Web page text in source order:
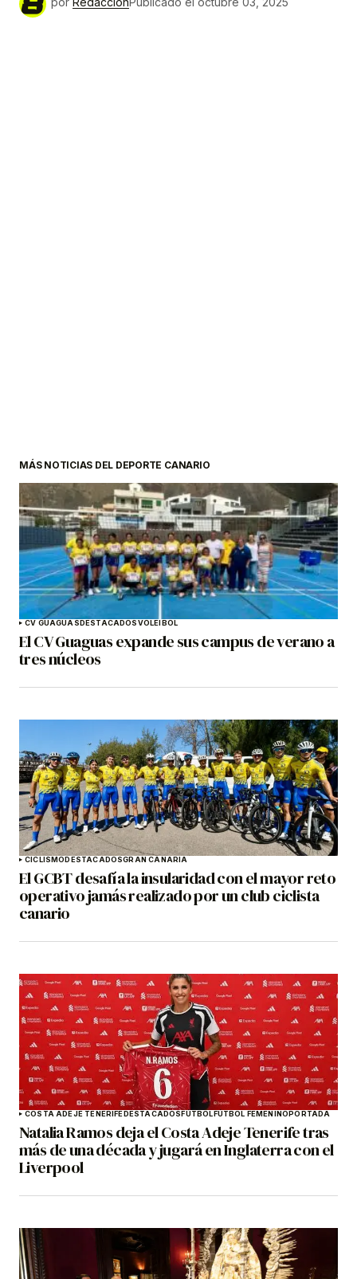
MÁS NOTICIAS DEL DEPORTE CANARIO
CV GUAGUASDESTACADOSVOLEIBOL
El CV Guaguas expande sus campus de verano a
tres núcleos
CICLISMODESTACADOSGRAN CANARIA
El GCBT desafía la insularidad con el mayor reto
operativo jamás realizado por un club ciclista
canario
COSTA ADEJE TENERIFEDESTACADOSFÚTBOLFÚTBOL FEMENINOPORTADA
Natalia Ramos deja el Costa Adeje Tenerife tras
más de una década y jugará en Inglaterra con el
Liverpool